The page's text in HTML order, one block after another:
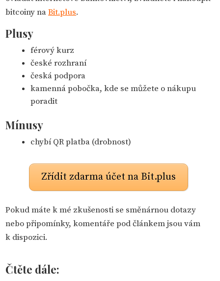
bitcoiny naBit.plus.
Plusy
férový kurz
české rozhraní
česká podpora
kamenná pobočka, kde se můžete o nákupu
poradit
Mínusy
chybí QR platba (drobnost)
Zřídit zdarma účet na Bit.plus
Pokud máte k mé zkušenosti se směnárnou dotazy
nebo připomínky, komentáře pod článkem jsou vám
k dispozici.
Čtěte dále: